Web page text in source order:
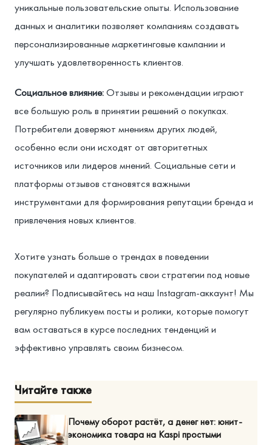
уникальные пользовательские опыты. Использование
данных и аналитики позволяет компаниям создавать
персонализированные маркетинговые кампании и
улучшать удовлетворенность клиентов.
Социальное влияние:Отзывы и рекомендации играют
все большую роль в принятии решений о покупках.
Потребители доверяют мнениям других людей,
особенно если они исходят от авторитетных
источников или лидеров мнений. Социальные сети и
платформы отзывов становятся важными
инструментами для формирования репутации бренда и
привлечения новых клиентов.
Хотите узнать больше о трендах в поведении
покупателей и адаптировать свои стратегии под новые
реалии? Подписывайтесь на наш Instagram-аккаунт! Мы
регулярно публикуем посты и ролики, которые помогут
вам оставаться в курсе последних тенденций и
эффективно управлять своим бизнесом.
Читайте также
Почему оборот растёт, а денег нет: юнит-
экономика товара на Kaspi простыми